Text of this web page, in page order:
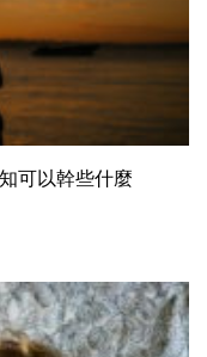
可以幹些什麼